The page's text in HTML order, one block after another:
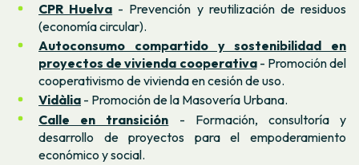
CPR Huelva - Prevención y reutilización de residuos
(economía circular).
Autoconsumo compartido y sostenibilidad en
proyectos de vivienda cooperativa- Promoción del
cooperativismo de vivienda en cesión de uso.
Vidàlia - Promoción de la Masovería Urbana.
Calle en transición - Formación, consultoría y
desarrollo de proyectos para el empoderamiento
económico y social.